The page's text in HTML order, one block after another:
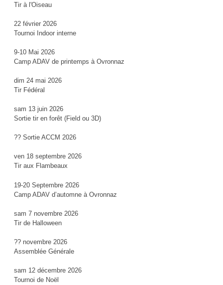
Tir à l'Oiseau
22 février 2026
Tournoi Indoor interne
9-10 Mai 2026
Camp ADAV de printemps à Ovronnaz
dim 24 mai 2026
Tir Fédéral
sam 13 juin 2026
Sortie tir en forêt (Field ou 3D)
?? Sortie ACCM 2026
ven 18 septembre 2026
Tir aux Flambeaux
19-20 Septembre 2026
Camp ADAV d’automne à Ovronnaz
sam 7 novembre 2026
Tir de Halloween
?? novembre 2026
Assemblée Générale
sam 12 décembre 2026
Tournoi de Noël